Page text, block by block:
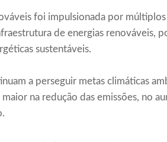
​​foi impulsionada por
de energias renováveis,
sustentáveis.
a perseguir metas climáticas
na redução das emissões, no